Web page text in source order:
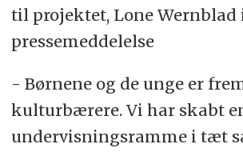
til projektet, Lone Wernblad
pressemeddelelse
- Børnene og de unge er
kulturbærere. Vi har skabt
undervisningsramme i tæt